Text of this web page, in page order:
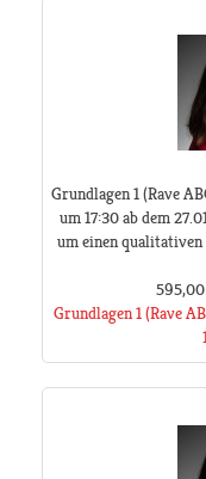
Grundlagen 1 (Rave
um 17:30 ab dem
um einen
Grundlagen 1 (Rave